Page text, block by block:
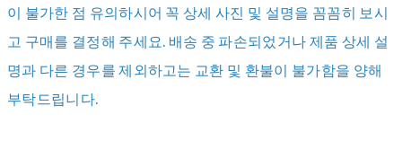
이 불가한 점 유의하시어 꼭 상세 사진 및 설명을 꼼꼼히 보시
고 구매를 결정해 주세요. 배송 중 파손되었거나 제품 상세 설
명과 다른 경우를 제외하고는 교환 및 환불이 불가함을 양해
부탁드립니다.